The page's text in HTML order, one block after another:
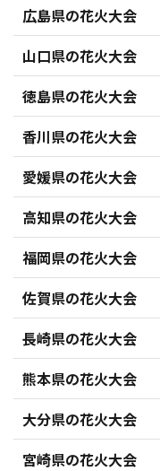
広島県の花火大会
山口県の花火大会
徳島県の花火大会
香川県の花火大会
愛媛県の花火大会
高知県の花火大会
福岡県の花火大会
佐賀県の花火大会
長崎県の花火大会
熊本県の花火大会
大分県の花火大会
宮崎県の花火大会